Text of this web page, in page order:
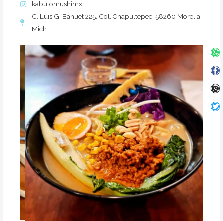
kabutomushimx
C. Luis G. Banuet 225, Col. Chapultepec, 58260 Morelia,
Mich.
f